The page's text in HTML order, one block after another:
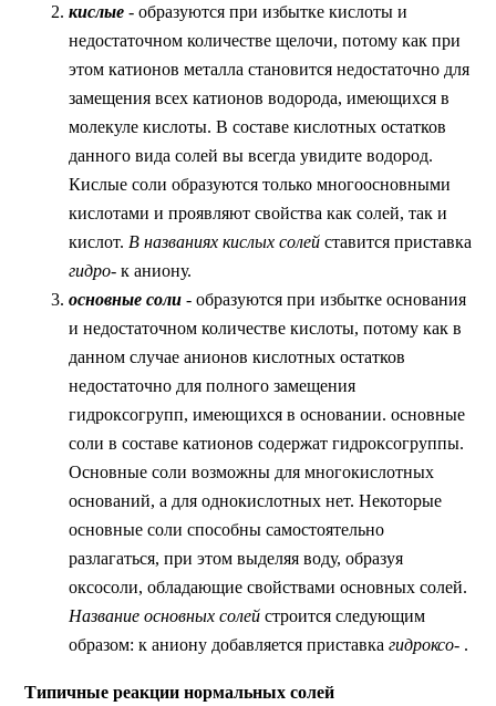
кислые - образуются при избытке кислоты и
недостаточном количестве щелочи, потому как при
этом катионов металла становится недостаточно для
замещения всех катионов водорода, имеющихся в
молекуле кислоты. В составе кислотных остатков
данного вида солей вы всегда увидите водород.
Кислые соли образуются только многоосновными
кислотами и проявляют свойства как солей, так и
кислот. В названиях кислых солей ставится приставка
гидро- к аниону.
основные соли - образуются при избытке основания
и недостаточном количестве кислоты, потому как в
данном случае анионов кислотных остатков
недостаточно для полного замещения
гидроксогрупп, имеющихся в основании. основные
соли в составе катионов содержат гидроксогруппы.
Основные соли возможны для многокислотных
оснований, а для однокислотных нет. Некоторые
основные соли способны самостоятельно
разлагаться, при этом выделяя воду, образуя
оксосоли, обладающие свойствами основных солей.
Название основных солей строится следующим
образом: к аниону добавляется приставка гидроксо- .
Типичные реакции нормальных солей